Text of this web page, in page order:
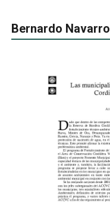
Bernardo Navarro